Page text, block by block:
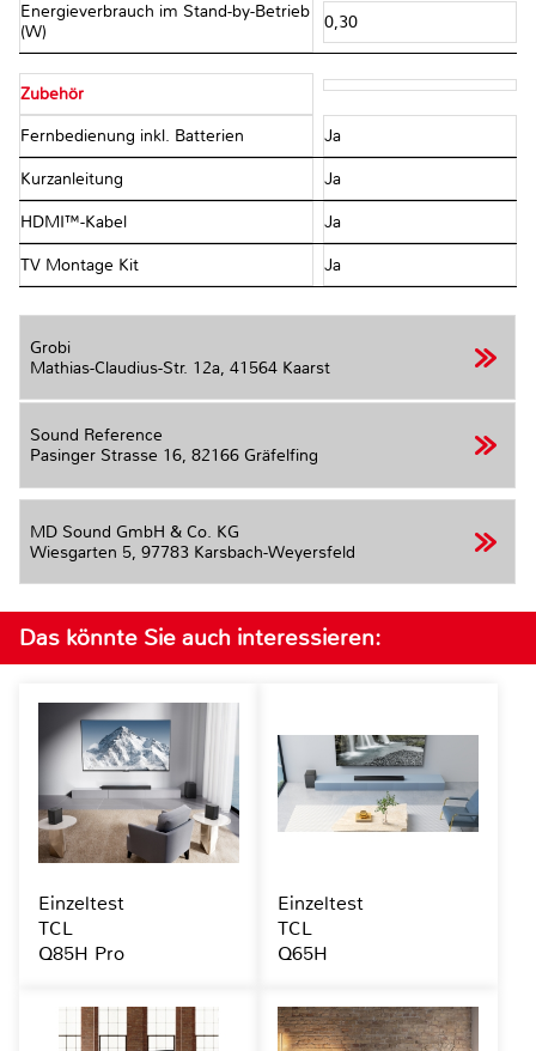
Energieverbrauch im Stand-by-Betrieb
(W)
0,30
Zubehör
Fernbedienung inkl. Batterien Ja
Kurzanleitung Ja
HDMI™-Kabel Ja
TV Montage Kit Ja
Grobi
Mathias-Claudius-Str. 12a, 41564 Kaarst
Sound Reference
Pasinger Strasse 16, 82166 Gräfelfing
MD Sound GmbH & Co. KG
Wiesgarten 5, 97783 Karsbach-Weyersfeld
Das könnte Sie auch interessieren:
Einzeltest
TCL
Q85H Pro
Einzeltest
TCL
Q65H